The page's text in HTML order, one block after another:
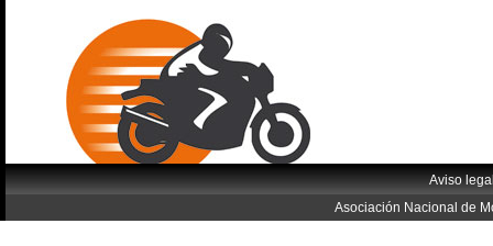
Aviso
Asociación Nacional de